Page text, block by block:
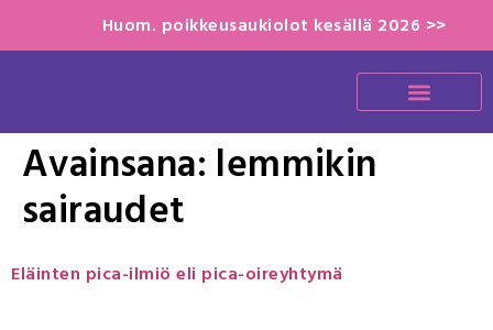
Huom. poikkeusaukiolot kesällä 2026 >>
Avainsana: lemmikin
sairaudet
Eläinten pica-ilmiö eli pica-oireyhtymä